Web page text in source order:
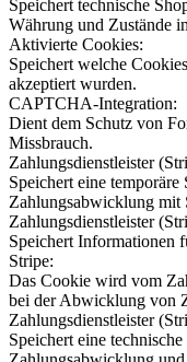
Speichert technische
Währung und Zustände
Aktivierte Cookies:
Speichert welche
akzeptiert wurden.
CAPTCHA-Integration:
Dient dem Schutz von
Missbrauch.
Zahlungsdienstleister
Speichert eine
Zahlungsabwicklung mit
Zahlungsdienstleister
Speichert Informationen
Stripe:
Das Cookie wird vom
bei der Abwicklung von
Zahlungsdienstleister
Speichert eine